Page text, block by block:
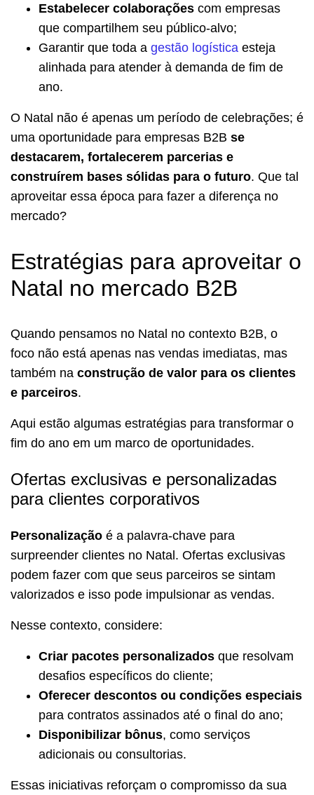
Estabelecer colaborações com empresas
que compartilhem seu público-alvo;
Garantir que toda a gestão logística esteja
alinhada para atender à demanda de fim de
ano.
O Natal não é apenas um período de celebrações; é
uma oportunidade para empresas B2B se
destacarem, fortalecerem parcerias e
construírem bases sólidas para o futuro. Que tal
aproveitar essa época para fazer a diferença no
mercado?
Estratégias para aproveitar o
Natal no mercado B2B
Quando pensamos no Natal no contexto B2B, o
foco não está apenas nas vendas imediatas, mas
também na construção de valor para os clientes
e parceiros.
Aqui estão algumas estratégias para transformar o
fim do ano em um marco de oportunidades.
Ofertas exclusivas e personalizadas
para clientes corporativos
Personalização é a palavra-chave para
surpreender clientes no Natal. Ofertas exclusivas
podem fazer com que seus parceiros se sintam
valorizados e isso pode impulsionar as vendas.
Nesse contexto, considere:
Criar pacotes personalizados que resolvam
desafios específicos do cliente;
Oferecer descontos ou condições especiais
para contratos assinados até o final do ano;
Disponibilizar bônus, como serviços
adicionais ou consultorias.
Essas iniciativas reforçam o compromisso da sua